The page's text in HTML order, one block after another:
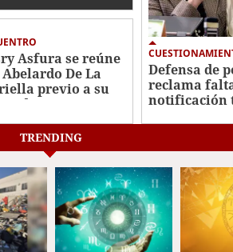
Asfura se reúne
De La
previo a su
Defensa de
reclama
notificación
TRENDING